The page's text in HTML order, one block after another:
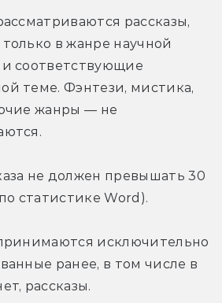
рассказы,
в жанре научной
соответствующие
теме. Фэнтези, мистика,
жанры — не
не должен превышать 30
статистике Word).
исключительно
ранее, в том числе в
рассказы.